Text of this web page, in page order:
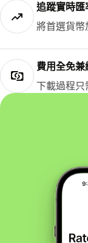
追蹤實時匯
將首選貨幣
費用全免
下載過程只